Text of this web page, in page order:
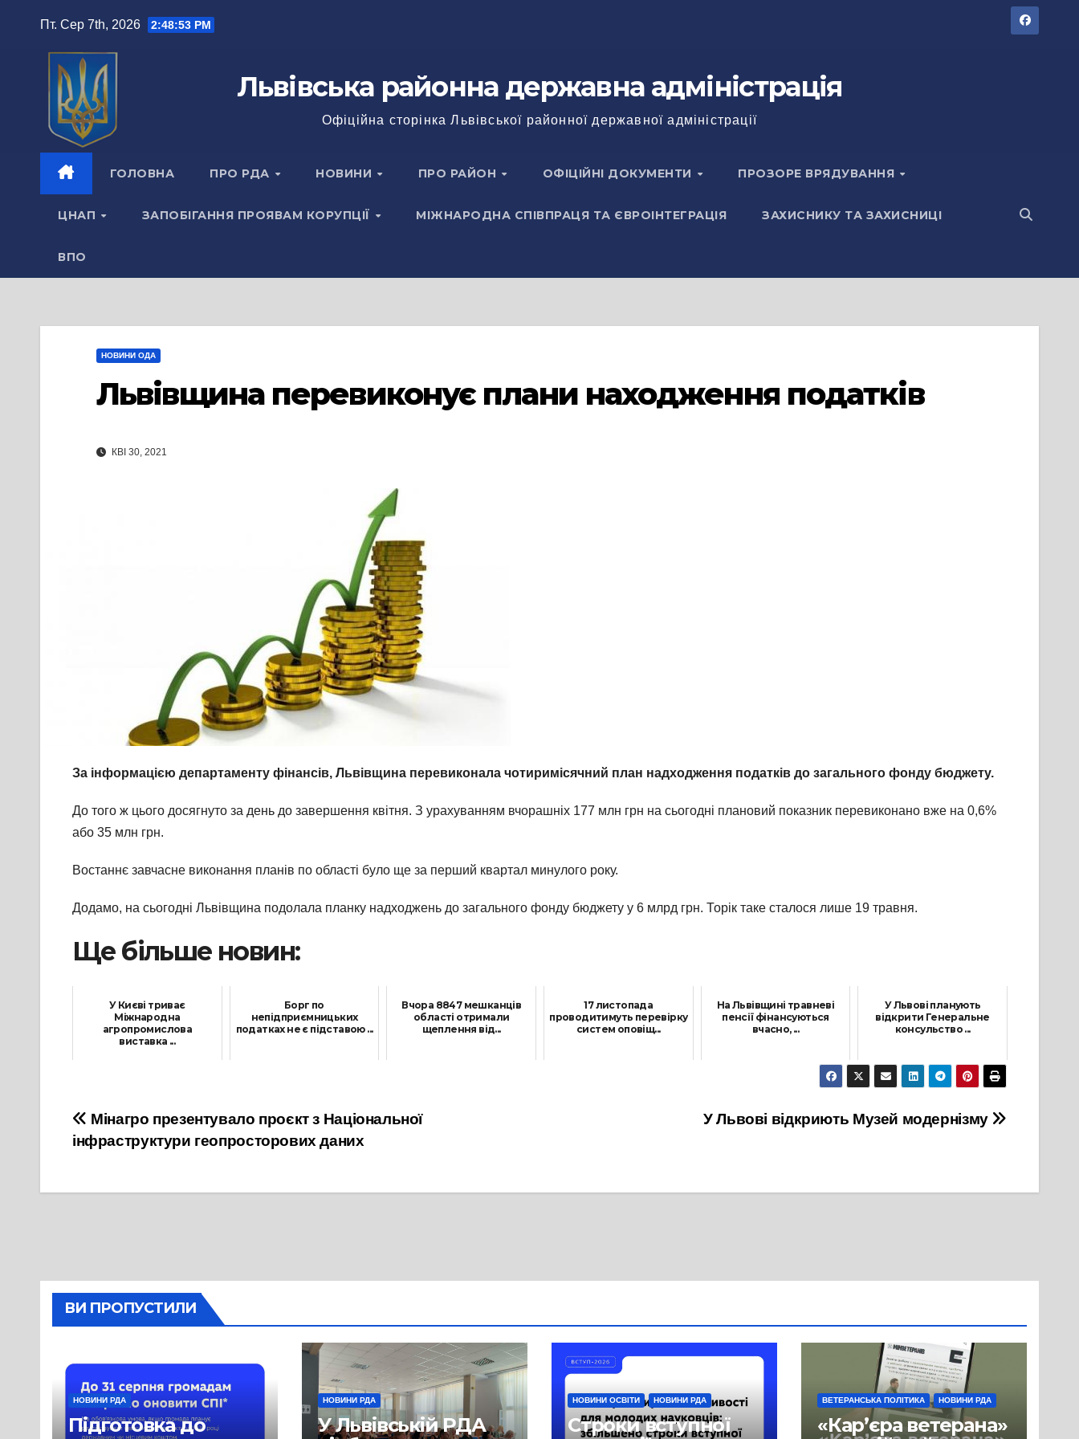
Пт. Сер 7th, 2026 2:48:54 PM
Львівська районна державна адміністрація
Офіційна сторінка Львівської районної державної адміністрації
ГОЛОВНА ПРО РДА НОВИНИ ПРО РАЙОН ОФІЦІЙНІ ДОКУМЕНТИ ПРОЗОРЕ ВРЯДУВАННЯ
ЦНАП ЗАПОБІГАННЯ ПРОЯВАМ КОРУПЦІЇ МІЖНАРОДНА СПІВПРАЦЯ ТА ЄВРОІНТЕГРАЦІЯ ЗАХИСНИКУ ТА ЗАХИСНИЦІ
ВПО
НОВИНИ ОДА
Львівщина перевиконує плани находження податків
КВІ 30, 2021
За інформацією департаменту фінансів, Львівщина перевиконала чотиримісячний план надходження податків до загального фонду бюджету.
До того ж цього досягнуто за день до завершення квітня. З урахуванням вчорашніх 177 млн грн на сьогодні плановий показник перевиконано вже на 0,6%
або 35 млн грн.
Востаннє завчасне виконання планів по області було ще за перший квартал минулого року.
Додамо, на сьогодні Львівщина подолала планку надходжень до загального фонду бюджету у 6 млрд грн. Торік таке сталося лише 19 травня.
Ще більше новин:
У Києві триває
Міжнародна
агропромислова
виставка ...
Борг по
непідприємницьких
податках не є підставою ...
Вчора 8847 мешканців
області отримали
щеплення від...
17 листопада
проводитимуть перевірку
систем оповіщ...
На Львівщині травневі
пенсії фінансуються
вчасно, ...
У Львові планують
відкрити Генеральне
консульство ...
30 Квітня, 2021
Навігація
записів
У Львові відкриють Музей модернізму
Мінагро презентувало проєкт з Національної
інфраструктури геопросторових даних
ВИ ПРОПУСТИЛИ
НОВИНИ РДА
Підготовка до
НОВИНИ РДА
У Львівській РДА
НОВИНИ ОСВІТИ НОВИНИ РДА
Строки вступної
ВЕТЕРАНСЬКА ПОЛІТИКА НОВИНИ РДА
«Кар’єра ветерана»